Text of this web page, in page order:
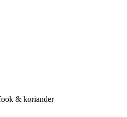
& koriander